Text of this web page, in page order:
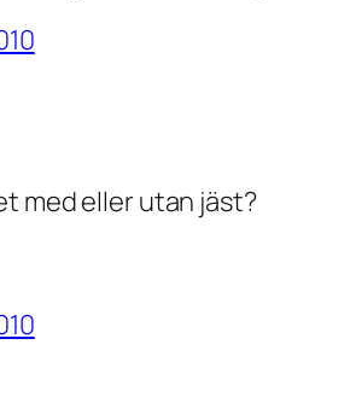
med eller utan jäst?